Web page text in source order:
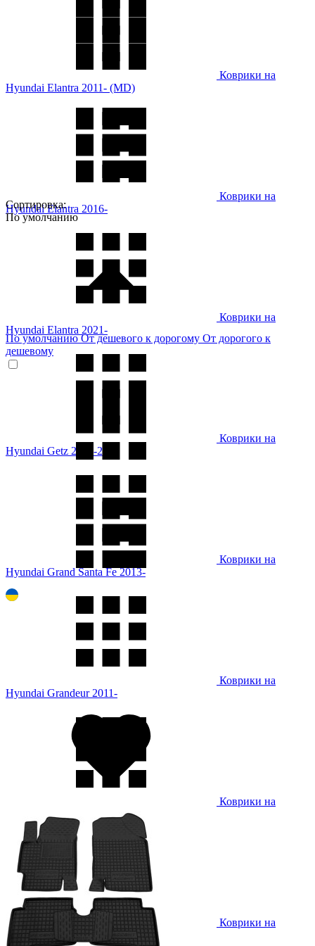
Коврики на
Hyundai Elantra 2011- (MD)
Коврики на
Hyundai Elantra 2016-
Коврики на
Hyundai Elantra 2021-
Коврики на
Hyundai Getz 2002-2011
Коврики на
Hyundai Grand Santa Fe 2013-
Коврики на
Hyundai Grandeur 2011-
Коврики на
Hyundai H1 2007-
Коврики на
Hyundai IONIQ 2017-
Сортировка:
По умолчанию
По умолчаниюОт дешевого к дорогому От дорогого к
дешевому